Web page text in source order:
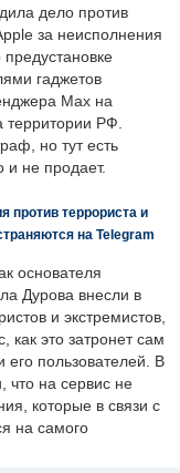
дело против
за неисполнения
гаджетов
Max на
территории РФ.
но тут есть
и не продает.
против террориста и
на Telegram
основателя
Дурова внесли в
и экстремистов,
как это затронет сам
его пользователей. В
что на сервис не
которые в связи с
на самого